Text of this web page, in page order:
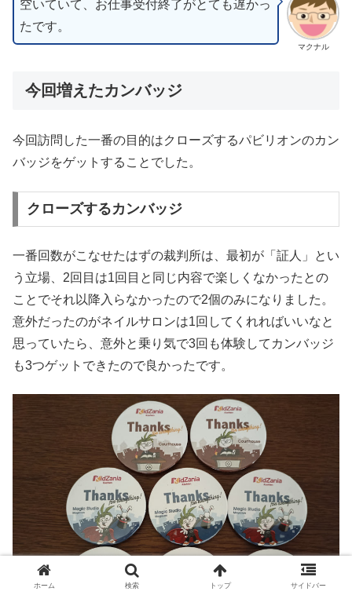
マクナル
空いていて、お仕事受付終了がとても遅かっ
たです。
今回増えたカンバッジ
今回訪問した一番の目的はクローズするパビリオンのカン
バッジをゲットすることでした。
クローズするカンバッジ
一番回数がこなせたはずの裁判所は、最初が「証人」とい
う立場、2回目は1回目と同じ内容で楽しくなかったとの
ことでそれ以降入らなかったので2個のみになりました。
意外だったのがネイルサロンは1回してくれればいいなと
思っていたら、意外と乗り気で3回も体験してカンバッジ
も3つゲットできたので良かったです。
ホーム 検索 トップ サイドバー